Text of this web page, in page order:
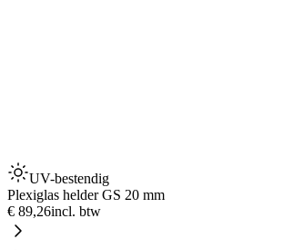
UV-bestendig
Plexiglas helder GS 20 mm
€ 89,26incl. btw